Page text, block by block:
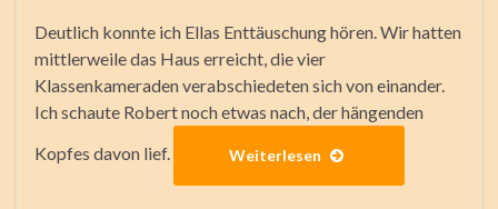
Deutlich konnte ich Ellas Enttäuschung hören. Wir hatten
mittlerweile das Haus erreicht, die vier
Klassenkameraden verabschiedeten sich von einander.
Ich schaute Robert noch etwas nach, der hängenden
Kopfes davon lief.
Weiterlesen